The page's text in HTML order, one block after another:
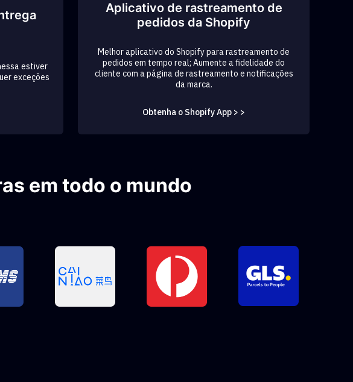
estiver
exceções
Aplicativo de rastreamento de
pedidos da Shopify
Melhor aplicativo do Shopify para rastreamento de
pedidos em tempo real; Aumente a fidelidade do
cliente com a página de rastreamento e notificações
da marca.
Obtenha o Shopify App > >
em todo o mundo